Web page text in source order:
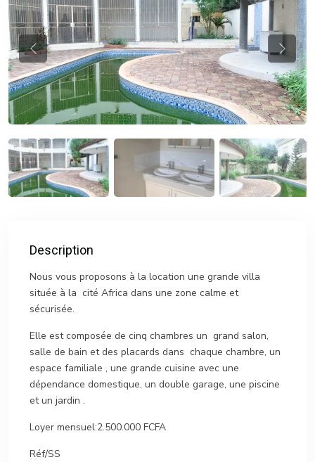
Previous
Description
Nous vous proposons à la location une grande villa
située à la cité Africa dans une zone calme et
sécurisée.
Elle est composée de cinq chambres un grand salon,
salle de bain et des placards dans chaque chambre, un
espace familiale , une grande cuisine avec une
dépendance domestique, un double garage, une piscine
et un jardin .
Loyer mensuel:2.500.000 FCFA
Réf/SS